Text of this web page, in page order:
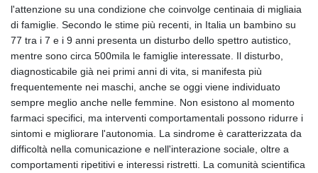
l'attenzione su una condizione che coinvolge centinaia di migliaia
di famiglie. Secondo le stime più recenti, in Italia un bambino su
77 tra i 7 e i 9 anni presenta un disturbo dello spettro autistico,
mentre sono circa 500mila le famiglie interessate. Il disturbo,
diagnosticabile già nei primi anni di vita, si manifesta più
frequentemente nei maschi, anche se oggi viene individuato
sempre meglio anche nelle femmine. Non esistono al momento
farmaci specifici, ma interventi comportamentali possono ridurre i
sintomi e migliorare l'autonomia. La sindrome è caratterizzata da
difficoltà nella comunicazione e nell'interazione sociale, oltre a
comportamenti ripetitivi e interessi ristretti. La comunità scientifica